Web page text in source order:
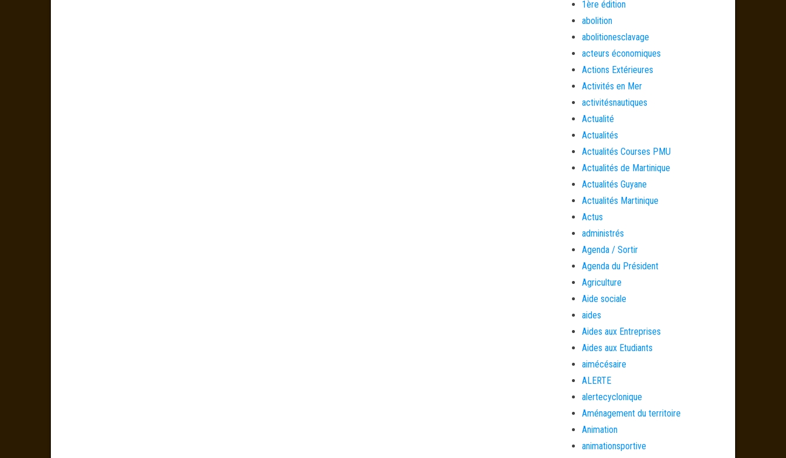
1ère édition
abolition
abolitionesclavage
acteurs économiques
Actions Extérieures
Activités en Mer
activitésnautiques
Actualité
Actualités
Actualités Courses PMU
Actualités de Martinique
Actualités Guyane
Actualités Martinique
Actus
administrés
Agenda / Sortir
Agenda du Président
Agriculture
Aide sociale
aides
Aides aux Entreprises
Aides aux Etudiants
aimécésaire
ALERTE
alertecyclonique
Aménagement du territoire
Animation
animationsportive